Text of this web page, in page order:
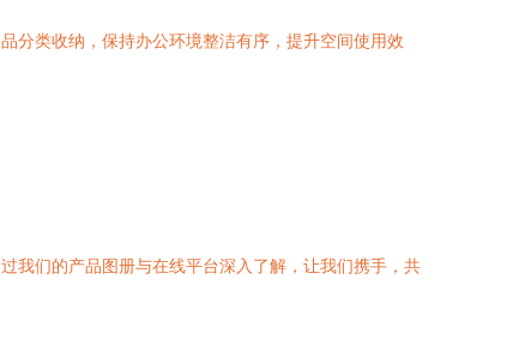
分类收纳，保持办公环境整洁有序，提升空间使用效
我们的产品图册与在线平台深入了解，让我们携手，共